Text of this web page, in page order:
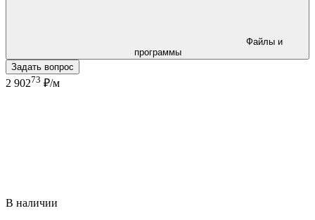
программы
Задать вопрос
2 90273 ₽/м
В наличии